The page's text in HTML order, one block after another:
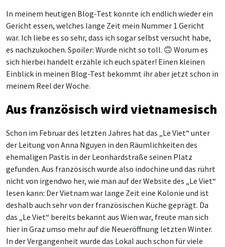
In meinem heutigen Blog-Test konnte ich endlich wieder ein
Gericht essen, welches lange Zeit mein Nummer 1 Gericht
war. Ich liebe es so sehr, dass ich sogar selbst versucht habe,
es nachzukochen. Spoiler: Wurde nicht so toll. 🙃 Worum es
sich hierbei handelt erzähle ich euch später! Einen kleinen
Einblick in meinen Blog-Test bekommt ihr aber jetzt schon in
meinem Reel der Woche.
Aus französisch wird vietnamesisch
Schon im Februar des letzten Jahres hat das „Le Viet“ unter
der Leitung von Anna Nguyen in den Räumlichkeiten des
ehemaligen Pastis in der Leonhardstraße seinen Platz
gefunden. Aus französisch wurde also indochine und das rührt
nicht von irgendwo her, wie man auf der Website des „Le Viet“
lesen kann: Der Vietnam war lange Zeit eine Kolonie und ist
deshalb auch sehr von der französischen Küche geprägt. Da
das „Le Viet“ bereits bekannt aus Wien war, freute man sich
hier in Graz umso mehr auf die Neueröffnung letzten Winter.
In der Vergangenheit wurde das Lokal auch schon für viele